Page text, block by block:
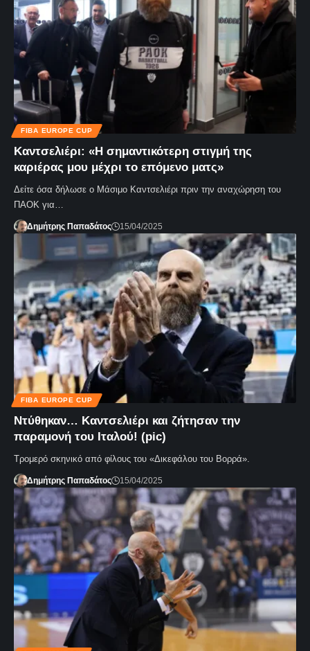
FIBA EUROPE CUP
Καντσελιέρι: «Η σημαντικότερη στιγμή της
καριέρας μου μέχρι το επόμενο ματς»
Δείτε όσα δήλωσε ο Μάσιμο Καντσελιέρι πριν την αναχώρηση του
ΠΑΟΚ για…
Δημήτρης Παπαδάτος 15/04/2025
FIBA EUROPE CUP
Ντύθηκαν… Καντσελιέρι και ζήτησαν την
παραμονή του Ιταλού! (pic)
Τρομερό σκηνικό από φίλους του «Δικεφάλου του Βορρά».
Δημήτρης Παπαδάτος 15/04/2025